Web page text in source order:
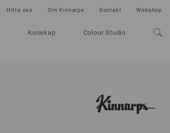
Kunskap Colour Studio
Hitta oss Om Kinnarps Kontakt Webshop